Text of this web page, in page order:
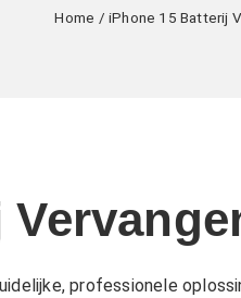
Home / iPhone 15 Batterij
professionele